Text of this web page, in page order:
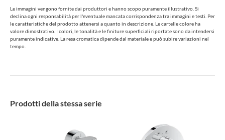
Le immagini vengono fornite dai produttori e hanno scopo puramente illustrativo. Si
declina ogni responsabilità per l'eventuale mancata corrispondenza tra immagini e testi. Per
le caratteristiche del prodotto attenersi a quanto in descrizione. Le cartelle colore ha
valore dimostrativo. I colori, le tonalità e le finiture superficiali riportate sono da intendersi
puramente indicative. La resa cromatica dipende dal materiale e può subire variazioni nel
tempo.
Prodotti della stessa serie